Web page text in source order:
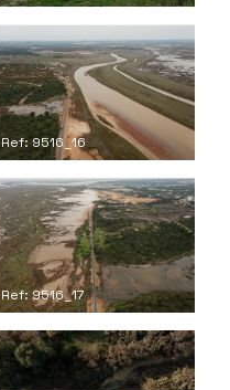
Ref: 9516_16
Ref: 9516_17